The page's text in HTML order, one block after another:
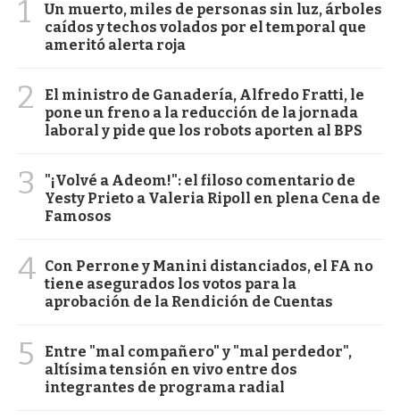
1
Un muerto, miles de personas sin luz, árboles
caídos y techos volados por el temporal que
ameritó alerta roja
2
El ministro de Ganadería, Alfredo Fratti, le
pone un freno a la reducción de la jornada
laboral y pide que los robots aporten al BPS
3
"¡Volvé a Adeom!": el filoso comentario de
Yesty Prieto a Valeria Ripoll en plena Cena de
Famosos
4 Con Perrone y Manini distanciados, el FA no
tiene asegurados los votos para la
aprobación de la Rendición de Cuentas
5
Entre "mal compañero" y "mal perdedor",
altísima tensión en vivo entre dos
integrantes de programa radial